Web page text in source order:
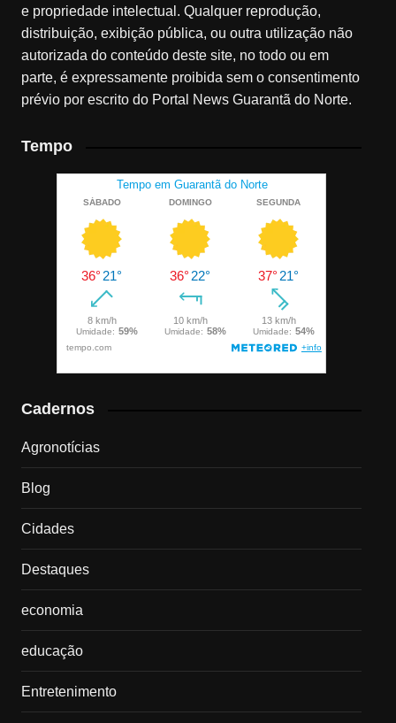
e propriedade intelectual. Qualquer reprodução,
distribuição, exibição pública, ou outra utilização não
autorizada do conteúdo deste site, no todo ou em
parte, é expressamente proibida sem o consentimento
prévio por escrito do Portal News Guarantã do Norte.
Tempo
Cadernos
Agronotícias
Blog
Cidades
Destaques
economia
educação
Entretenimento